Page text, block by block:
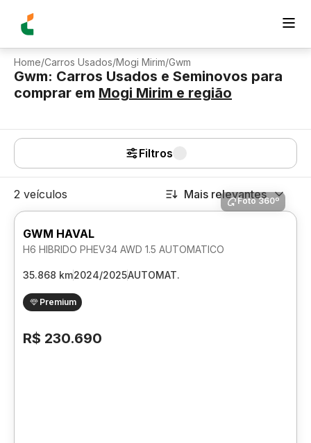
Home/Carros Usados/Mogi Mirim/Gwm
Gwm: Carros Usados e Seminovos para
comprar em Mogi Mirim e região
Filtros
2 veículos Mais relevantes
Foto 360º
GWM HAVAL
H6 HIBRIDO PHEV34 AWD 1.5 AUTOMATICO
35.868 km2024/2025AUTOMAT.
Premium
R$ 230.690